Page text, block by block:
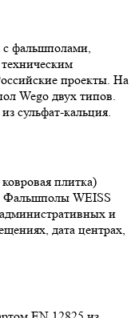
фальшполами,
проекты. На
Wego двух типов.
сульфат-кальция.
плитка)
Фальшполы WEISS
и
дата центрах,